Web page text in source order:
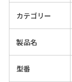
カテゴリー
製品名
型番